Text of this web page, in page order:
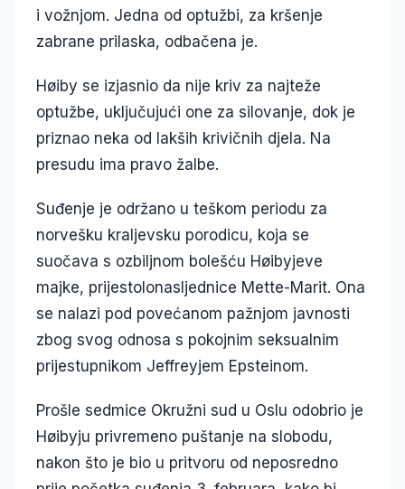
i vožnjom. Jedna od optužbi, za kršenje
zabrane prilaska, odbačena je.
Høiby se izjasnio da nije kriv za najteže
optužbe, uključujući one za silovanje, dok je
priznao neka od lakših krivičnih djela. Na
presudu ima pravo žalbe.
Suđenje je održano u teškom periodu za
norvešku kraljevsku porodicu, koja se
suočava s ozbiljnom bolešću Høibyjeve
majke, prijestolonasljednice Mette-Marit. Ona
se nalazi pod povećanom pažnjom javnosti
zbog svog odnosa s pokojnim seksualnim
prijestupnikom Jeffreyjem Epsteinom.
Prošle sedmice Okružni sud u Oslu odobrio je
Høibyju privremeno puštanje na slobodu,
nakon što je bio u pritvoru od neposredno